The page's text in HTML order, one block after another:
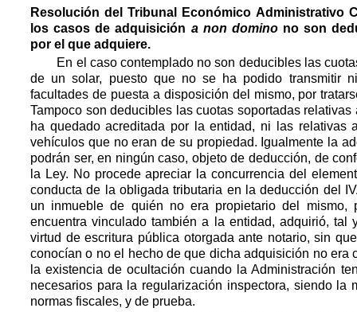
Resolución del Tribunal Económico Administrativo
los casos de adquisición a non domino no son
por el que adquiere.
En el caso contemplado no son deducibles las
de un solar, puesto que no se ha podido transmitir
facultades de puesta a disposición del mismo, por
Tampoco son deducibles las cuotas soportadas
ha quedado acreditada por la entidad, ni las relativas
vehículos que no eran de su propiedad. Igualmente la
podrán ser, en ningún caso, objeto de deducción, de
la Ley. No procede apreciar la concurrencia del
conducta de la obligada tributaria en la deducción del
un inmueble de quién no era propietario del
encuentra vinculado también a la entidad, adquirió, tal
virtud de escritura pública otorgada ante notario, sin
conocían o no el hecho de que dicha adquisición no era
la existencia de ocultación cuando la Administración
necesarios para la regularización inspectora, siendo la
normas fiscales, y de prueba.